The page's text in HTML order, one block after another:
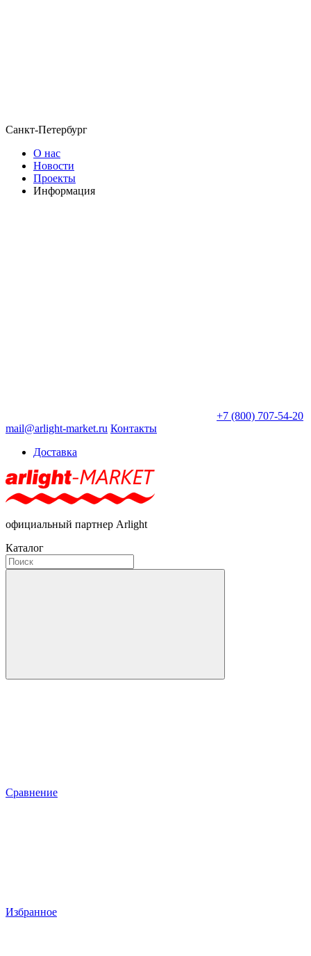
Санкт-Петербург
О нас
Новости
Проекты
Информация
+7 (800) 707-54-20
mail@arlight-market.ru Контакты
Доставка
официальный партнер Arlight
Каталог
Сравнение
Избранное